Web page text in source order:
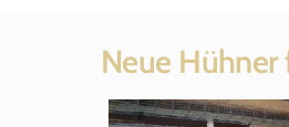
Neue Hühner